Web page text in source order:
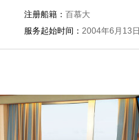
注册船籍： 百慕大
服务起始时间： 2004年6月13日
浴空间，